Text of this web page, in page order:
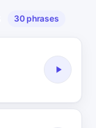
30 phrases